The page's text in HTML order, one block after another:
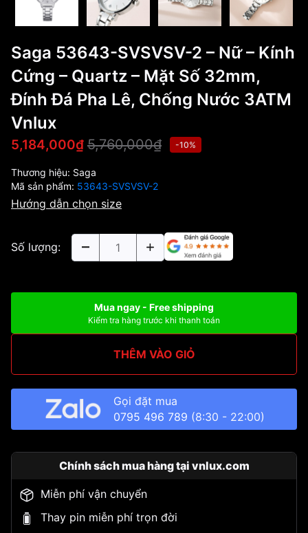
Saga 53643-SVSVSV-2 – Nữ – Kính
Cứng – Quartz – Mặt Số 32mm,
Đính Đá Pha Lê, Chống Nước 3ATM
Vnlux
5,184,000₫ 5,760,000₫ -10%
Thương hiệu: Saga
Mã sản phẩm: 53643-SVSVSV-2
Hướng dẫn chọn size
Số lượng:
Mua ngay - Free shipping
Kiểm tra hàng trước khi thanh toán
THÊM VÀO GIỎ
Gọi đặt mua
0795 496 789 (8:30 - 22:00)
Chính sách mua hàng tại vnlux.com
Miễn phí vận chuyển
Thay pin miễn phí trọn đời